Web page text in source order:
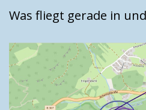
Was fliegt gerade in